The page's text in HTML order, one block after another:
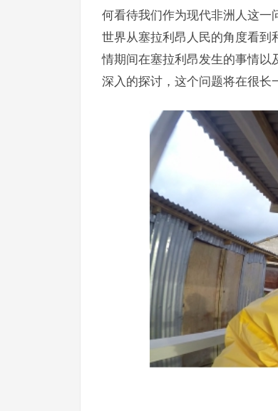
何看待我们作为现代非洲人这一
世界从塞拉利昂人民的角度看到
情期间在塞拉利昂发生的事情以
深入的探讨，这个问题将在很长